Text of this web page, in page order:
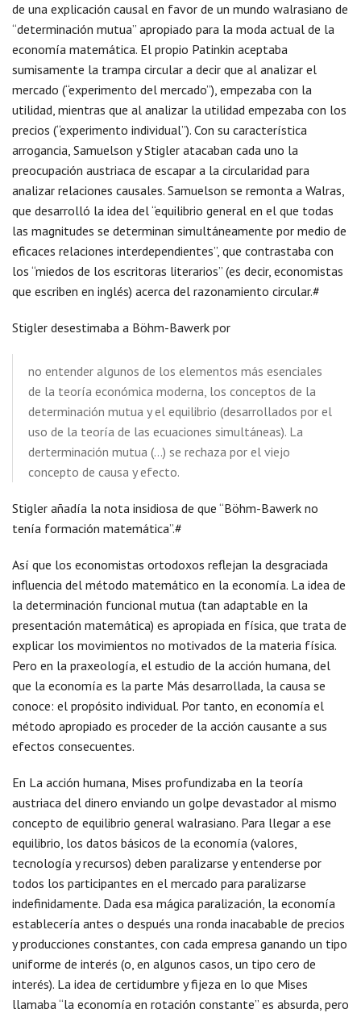
de una explicación causal en favor de un mundo walrasiano de
“determinación mutua” apropiado para la moda actual de la
economía matemática. El propio Patinkin aceptaba
sumisamente la trampa circular a decir que al analizar el
mercado (“experimento del mercado”), empezaba con la
utilidad, mientras que al analizar la utilidad empezaba con los
precios (“experimento individual”). Con su característica
arrogancia, Samuelson y Stigler atacaban cada uno la
preocupación austriaca de escapar a la circularidad para
analizar relaciones causales. Samuelson se remonta a Walras,
que desarrolló la idea del “equilibrio general en el que todas
las magnitudes se determinan simultáneamente por medio de
eficaces relaciones interdependientes”, que contrastaba con
los “miedos de los escritoras literarios” (es decir, economistas
que escriben en inglés) acerca del razonamiento circular.#
Stigler desestimaba a Böhm-Bawerk por
no entender algunos de los elementos más esenciales
de la teoría económica moderna, los conceptos de la
determinación mutua y el equilibrio (desarrollados por el
uso de la teoría de las ecuaciones simultáneas). La
derterminación mutua (…) se rechaza por el viejo
concepto de causa y efecto.
Stigler añadía la nota insidiosa de que “Böhm-Bawerk no
tenía formación matemática”.#
Así que los economistas ortodoxos reflejan la desgraciada
influencia del método matemático en la economía. La idea de
la determinación funcional mutua (tan adaptable en la
presentación matemática) es apropiada en física, que trata de
explicar los movimientos no motivados de la materia física.
Pero en la praxeología, el estudio de la acción humana, del
que la economía es la parte Más desarrollada, la causa se
conoce: el propósito individual. Por tanto, en economía el
método apropiado es proceder de la acción causante a sus
efectos consecuentes.
En La acción humana, Mises profundizaba en la teoría
austriaca del dinero enviando un golpe devastador al mismo
concepto de equilibrio general walrasiano. Para llegar a ese
equilibrio, los datos básicos de la economía (valores,
tecnología y recursos) deben paralizarse y entenderse por
todos los participantes en el mercado para paralizarse
indefinidamente. Dada esa mágica paralización, la economía
establecería antes o después una ronda inacabable de precios
y producciones constantes, con cada empresa ganando un tipo
uniforme de interés (o, en algunos casos, un tipo cero de
interés). La idea de certidumbre y fijeza en lo que Mises
llamaba “la economía en rotación constante” es absurda, pero